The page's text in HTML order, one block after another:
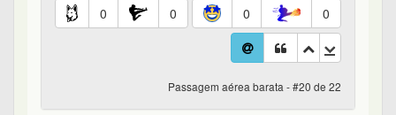
0 0 0 0
Passagem aérea barata - #20 de 22